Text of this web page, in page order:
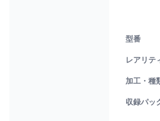
型番
レアリテ
加工・種
収録パッ